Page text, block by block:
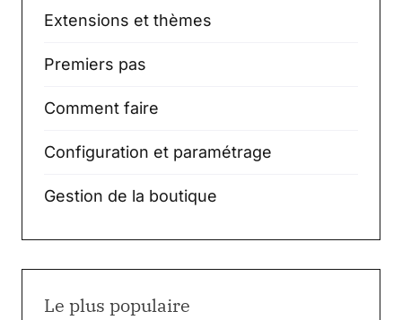
Extensions et thèmes
Premiers pas
Comment faire
Configuration et paramétrage
Gestion de la boutique
Le plus populaire